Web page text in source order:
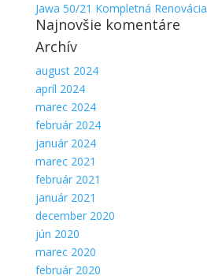
Jawa 50/21 Kompletná Renovácia
Najnovšie komentáre
Archív
august 2024
apríl 2024
marec 2024
február 2024
január 2024
marec 2021
február 2021
január 2021
december 2020
jún 2020
marec 2020
február 2020